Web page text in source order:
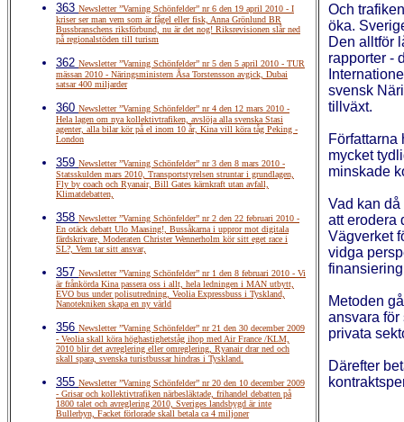
363 Newsletter ”Varning Schönfelder” nr 6 den 19 april 2010 - I
kriser ser man vem som är fågel eller fisk, Anna Grönlund BR
Bussbranschens riksförbund, nu är det nog! Riksrevisionen slår ned
på regionalstöden till turism
362 Newsletter ”Varning Schönfelder” nr 5 den 5 april 2010 - TUR
mässan 2010 - Näringsministern Åsa Torstensson avgick, Dubai
satsar 400 miljarder
360 Newsletter ”Varning Schönfelder” nr 4 den 12 mars 2010 -
Hela lagen om nya kollektivtrafiken, avslöja alla svenska Stasi
agenter, alla bilar kör på el inom 10 år, Kina vill köra tåg Peking -
London
359 Newsletter ”Varning Schönfelder” nr 3 den 8 mars 2010 -
Statsskulden mars 2010, Transportstyrelsen struntar i grundlagen,
Fly by coach och Ryanair, Bill Gates kärnkraft utan avfall,
Klimatdebatten,
358 Newsletter ”Varning Schönfelder” nr 2 den 22 februari 2010 -
En otäck debatt Ulo Maasing!, Bussåkarna i uppror mot digitala
färdskrivare, Moderaten Christer Wennerholm kör sitt eget race i
SL?, Vem tar sitt ansvar,
357 Newsletter ”Varning Schönfelder” nr 1 den 8 februari 2010 - Vi
är frånkörda Kina passera oss i allt, hela ledningen i MAN utbytt,
EVO bus under polisutredning, Veolia Expressbuss i Tyskland,
Nanotekniken skapa en ny värld
356 Newsletter ”Varning Schönfelder” nr 21 den 30 december 2009
- Veolia skall köra höghastighetståg ihop med Air France /KLM,
2010 blir det avreglering eller omreglering, Ryanair drar ned och
skall spara, svenska turistbussar hindras i Tyskland.
355 Newsletter ”Varning Schönfelder” nr 20 den 10 december 2009
- Grisar och kollektivtrafiken närbesläktade, frihandel debatten på
1800 talet och avreglering 2010, Sveriges landsbygd är inte
Bullerbyn, Facket förlorade skall betala ca 4 miljoner
Och
öka.
Den alltför
rapporter -
svensk
tillväxt.
Författarna
mycket
minskade
Vad kan
att erodera
Vägverket
vidga
Metoden
ansvara
privata
Därefter